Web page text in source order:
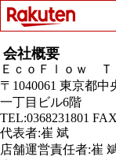
会社概要
ＥｃｏＦｌｏｗ Ｔ
〒1040061 東京都
一丁目ビル6階
TEL:0368231801
代表者:崔 斌
店舗運営責任者:崔